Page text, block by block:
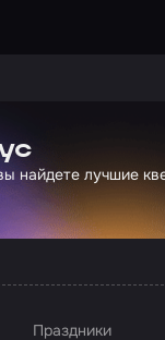
найдете лучшие
Праздники